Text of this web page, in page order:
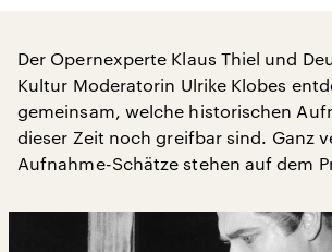
Der Opernexperte Klaus Thiel und
Kultur Moderatorin Ulrike Klobes
gemeinsam, welche historischen
dieser Zeit noch greifbar sind. Ganz
Aufnahme-Schätze stehen auf dem